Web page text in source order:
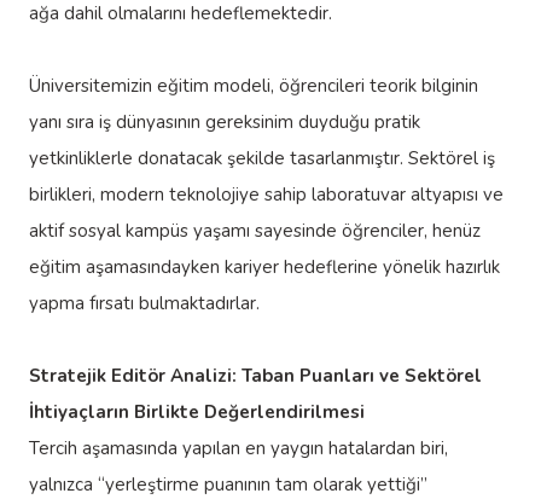
ağa dahil olmalarını hedeflemektedir.
Üniversitemizin eğitim modeli, öğrencileri teorik bilginin
yanı sıra iş dünyasının gereksinim duyduğu pratik
yetkinliklerle donatacak şekilde tasarlanmıştır. Sektörel iş
birlikleri, modern teknolojiye sahip laboratuvar altyapısı ve
aktif sosyal kampüs yaşamı sayesinde öğrenciler, henüz
eğitim aşamasındayken kariyer hedeflerine yönelik hazırlık
yapma fırsatı bulmaktadırlar.
Stratejik Editör Analizi: Taban Puanları ve Sektörel
İhtiyaçların Birlikte Değerlendirilmesi
Tercih aşamasında yapılan en yaygın hatalardan biri,
yalnızca “yerleştirme puanının tam olarak yettiği”